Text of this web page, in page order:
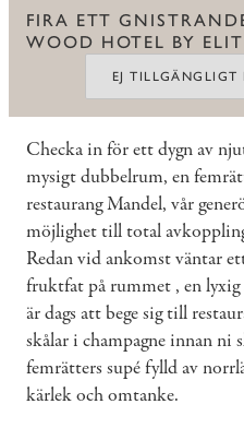
FIRA ETT
WOOD HOTEL BY
EJ TILLGÄNGLIGT
Checka in för ett dygn av
mysigt dubbelrum, en
restaurang Mandel, vår
möjlighet till total
Redan vid ankomst väntar
fruktfat på rummet , en
är dags att bege sig till
skålar i champagne innan ni
femrätters supé fylld av
kärlek och omtanke.